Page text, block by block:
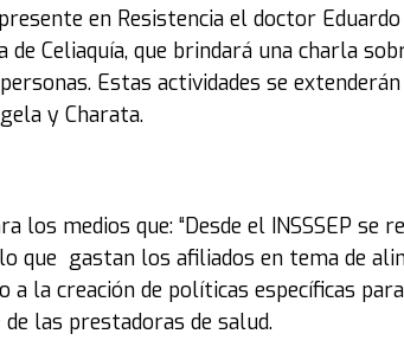
en Resistencia el doctor Eduardo
Celiaquía, que brindará una charla
Estas actividades se
y Charata.
los medios que: “Desde el INSSSEP se
que gastan los afiliados en tema de
a la creación de políticas específicas
las prestadoras de salud.